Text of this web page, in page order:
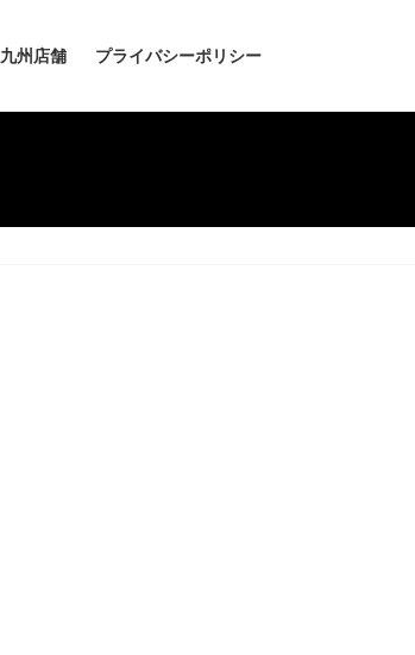
九州店舗 プライバシーポリシー